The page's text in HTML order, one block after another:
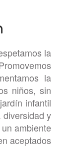
la
la
niños, sin
infantil
y
ambiente
aceptados